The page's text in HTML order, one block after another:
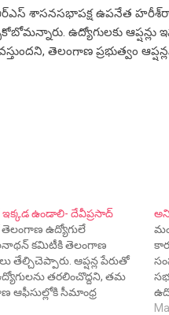
శాసనసభాపక్ష ఉపనేత
ఉద్యోగులకు
తెలంగాణ ప్రభుత్వం
ఉండాలి- దేవీప్రసాద్
ఉద్యోగులే
కమిటీకి తెలంగాణ
తేల్చిచెప్పారు. ఆప్షన్ల పేరుతో
తరలించొద్దని, తమ
సీమాంధ్ర
ఆఫీసు ఒక ఉద్యమక్షేత్రం